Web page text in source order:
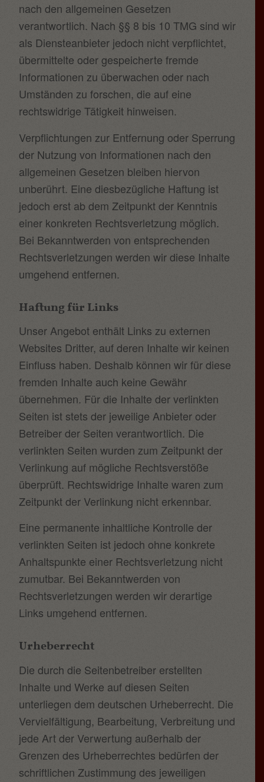
nach den allgemeinen Gesetzen
verantwortlich. Nach §§ 8 bis 10 TMG sind wir
als Diensteanbieter jedoch nicht verpflichtet,
übermittelte oder gespeicherte fremde
Informationen zu überwachen oder nach
Umständen zu forschen, die auf eine
rechtswidrige Tätigkeit hinweisen.
Verpflichtungen zur Entfernung oder Sperrung
der Nutzung von Informationen nach den
allgemeinen Gesetzen bleiben hiervon
unberührt. Eine diesbezügliche Haftung ist
jedoch erst ab dem Zeitpunkt der Kenntnis
einer konkreten Rechtsverletzung möglich.
Bei Bekanntwerden von entsprechenden
Rechtsverletzungen werden wir diese Inhalte
umgehend entfernen.
Haftung für Links
Unser Angebot enthält Links zu externen
Websites Dritter, auf deren Inhalte wir keinen
Einfluss haben. Deshalb können wir für diese
fremden Inhalte auch keine Gewähr
übernehmen. Für die Inhalte der verlinkten
Seiten ist stets der jeweilige Anbieter oder
Betreiber der Seiten verantwortlich. Die
verlinkten Seiten wurden zum Zeitpunkt der
Verlinkung auf mögliche Rechtsverstöße
überprüft. Rechtswidrige Inhalte waren zum
Zeitpunkt der Verlinkung nicht erkennbar.
Eine permanente inhaltliche Kontrolle der
verlinkten Seiten ist jedoch ohne konkrete
Anhaltspunkte einer Rechtsverletzung nicht
zumutbar. Bei Bekanntwerden von
Rechtsverletzungen werden wir derartige
Links umgehend entfernen.
Urheberrecht
Die durch die Seitenbetreiber erstellten
Inhalte und Werke auf diesen Seiten
unterliegen dem deutschen Urheberrecht. Die
Vervielfältigung, Bearbeitung, Verbreitung und
jede Art der Verwertung außerhalb der
Grenzen des Urheberrechtes bedürfen der
schriftlichen Zustimmung des jeweiligen